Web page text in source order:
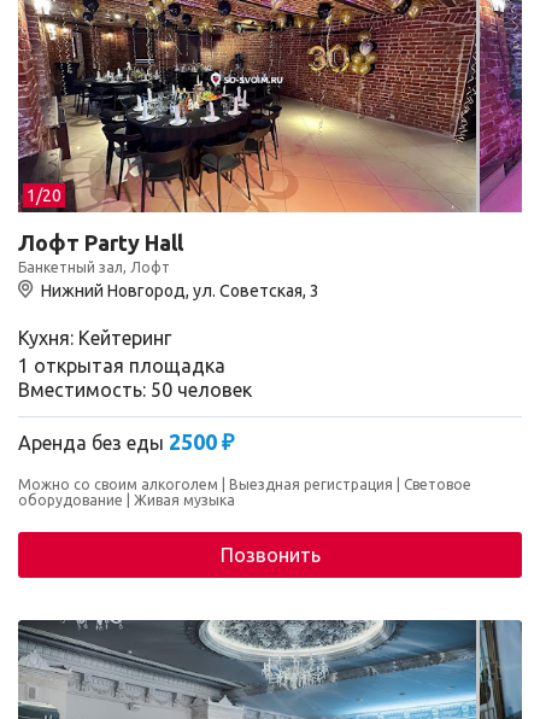
1/20
Лофт Party Hall
Банкетный зал, Лофт
Нижний Новгород, ул. Советская, 3
Кухня: Кейтеринг
1 открытая площадка
Вместимость: 50 человек
Аренда без еды 2500 ₽
Можно со своим алкоголем Выездная регистрация
Световое
оборудование
Живая музыка
Позвонить